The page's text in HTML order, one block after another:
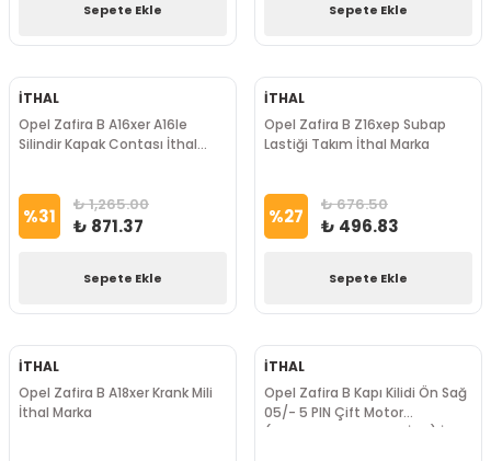
Sepete Ekle Sepete Ekle
İTHAL
Opel Zafira B A16xer A16le
Silindir Kapak Contası İthal
%31 ₺ 1,265.00
₺ 871.37
Sepete Ekle
İTHAL
Opel Zafira B Z16xep Subap
Lastiği Takım İthal Marka
%27 ₺ 676.50
₺ 496.83
Sepete Ekle
İTHAL
Opel Zafira B A18xer Krank Mili
İthal Marka
İTHAL
Opel Zafira B Kapı Kilidi Ön Sağ
05/- 5 PIN Çift Motor
(Deadlock Kilitlenme İçin) İthal